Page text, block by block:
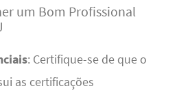
um Bom Profissional
: Certifique-se de que o
as certificações